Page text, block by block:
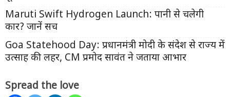
Maruti Swift Hydrogen Launch: पानी से चलेगी
कार? जानें सच
Goa Statehood Day: प्रधानमंत्री मोदी के संदेश से राज्य में
उत्साह की लहर, CM प्रमोद सावंत ने जताया आभार
Spread the love